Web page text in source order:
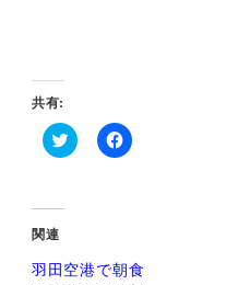
共有:
ク
し
て
T
i
F
で
関連
羽田空港で朝食